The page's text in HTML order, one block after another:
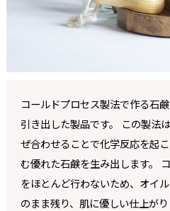
コールドプロセス製法で作る石
引き出した製品です。 この製法
ぜ合わせることで化学反応を起
む優れた石鹸を生み出します。
をほとんど行わないため、オイ
のまま残り、肌に優しい仕上が